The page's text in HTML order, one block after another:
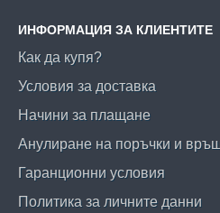
ИНФОРМАЦИЯ ЗА КЛИЕНТИТЕ
Как да купя?
Условия за доставка
Начини за плащане
Анулиране на поръчки и
Гаранционни условия
Политика за личните данни